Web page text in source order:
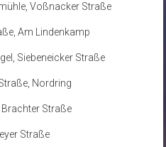
Voßnacker Straße
Am Lindenkamp
Siebeneicker Straße
Nordring
Straße
Straße